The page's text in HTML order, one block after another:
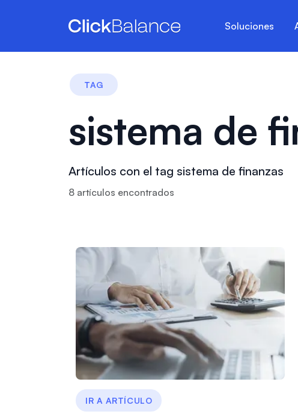
Soluciones
TAG
sistema de
Artículos con el tag sistema de finanzas
8 artículos encontrados
IR A ARTÍCULO